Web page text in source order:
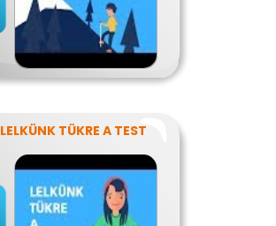
LELKÜNK TÜKRE A TEST